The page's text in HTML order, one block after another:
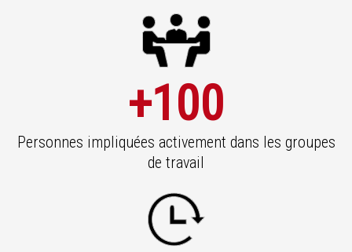
+100
Personnes impliquées activement dans les groupes
de travail